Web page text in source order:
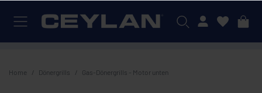
Mein Konto
Home Dönergrills Gas-Dönergrills - Motor unten